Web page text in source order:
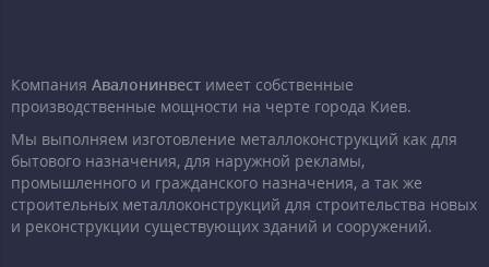
Компания Авалонинвест имеет собственные
производственные мощности на черте города Киев.
Мы выполняем изготовление металлоконструкций как для
бытового назначения, для наружной рекламы,
промышленного и гражданского назначения, а так же
строительных металлоконструкций для строительства новых
и реконструкции существующих зданий и сооружений.